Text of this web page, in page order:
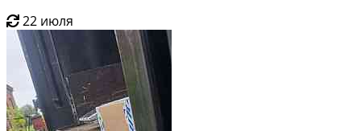
22 июля